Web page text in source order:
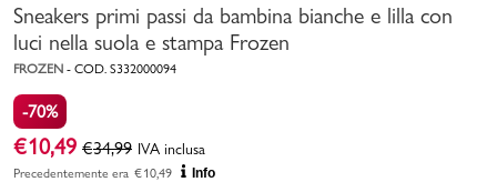
Marchi
Sneakers primi passi da bambina bianche e lilla con
luci nella suola e stampa Frozen
FROZEN - COD. S332000094
-70%
€10,49 €34,99 IVA inclusa
Precedentemente era €10,49 Info